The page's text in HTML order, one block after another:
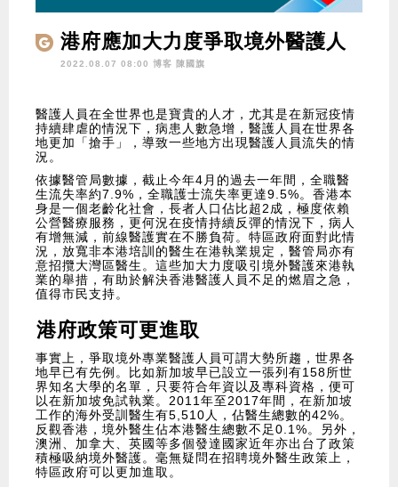
港府應加大力度爭取境外醫護人
員
2022.08.07 08:00 博客 陳國旗
醫護人員在全世界也是寶貴的人才，尤其是在新冠疫情
持續肆虐的情況下，病患人數急增，醫護人員在世界各
地更加「搶手」，導致一些地方出現醫護人員流失的情
況。
依據醫管局數據，截止今年4月的過去一年間，全職醫
生流失率約7.9%，全職護士流失率更達9.5%。香港本
身是一個老齡化社會，長者人口佔比超2成，極度依賴
公營醫療服務，更何況在疫情持續反彈的情況下，病人
有增無減，前線醫護實在不勝負荷。特區政府面對此情
況，放寬非本港培訓的醫生在港執業規定，醫管局亦有
意招攬大灣區醫生。這些加大力度吸引境外醫護來港執
業的舉措，有助於解決香港醫護人員不足的燃眉之急，
值得市民支持。
港府政策可更進取
事實上，爭取境外專業醫護人員可謂大勢所趨，世界各
地早已有先例。比如新加坡早已設立一張列有158所世
界知名大學的名單，只要符合年資以及專科資格，便可
以在新加坡免試執業。2011年至2017年間，在新加坡
工作的海外受訓醫生有5,510人，佔醫生總數的42%。
反觀香港，境外醫生佔本港醫生總數不足0.1%。另外，
澳洲、加拿大、英國等多個發達國家近年亦出台了政策
積極吸納境外醫護。毫無疑問在招聘境外醫生政策上，
特區政府可以更加進取。